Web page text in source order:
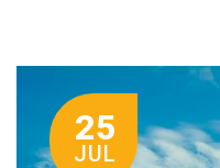
25
JUL